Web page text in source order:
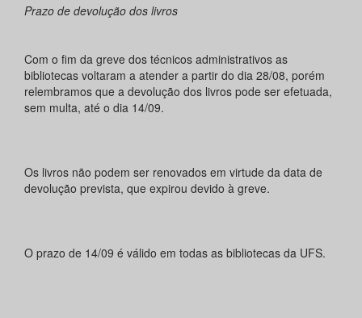
Prazo de devolução dos livros
Com o fim da greve dos técnicos administrativos as
bibliotecas voltaram a atender a partir do dia 28/08, porém
relembramos que a devolução dos livros pode ser efetuada,
sem multa, até o dia 14/09.
Os livros não podem ser renovados em virtude da data de
devolução prevista, que expirou devido à greve.
O prazo de 14/09 é válido em todas as bibliotecas da UFS.